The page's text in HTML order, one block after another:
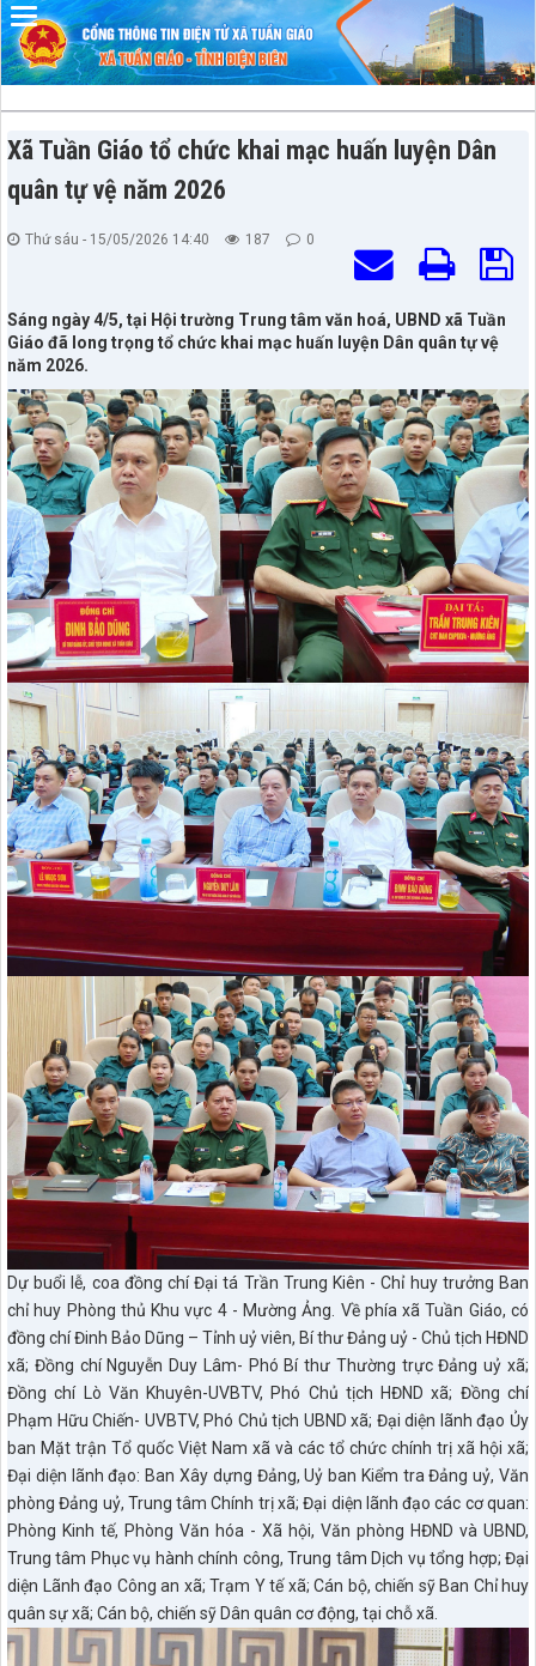
Xã Tuần Giáo tổ chức khai mạc huấn luyện Dân
quân tự vệ năm 2026
Thứ sáu - 15/05/2026 14:40 187 0
Sáng ngày 4/5, tại Hội trường Trung tâm văn hoá, UBND xã Tuần
Giáo đã long trọng tổ chức khai mạc huấn luyện Dân quân tự vệ
năm 2026.
Dự buổi lễ, coa đồng chí Đại tá Trần Trung Kiên - Chỉ huy trưởng Ban
chỉ huy Phòng thủ Khu vực 4 - Mường Ảng. Về phía xã Tuần Giáo, có
đồng chí Đinh Bảo Dũng – Tỉnh uỷ viên, Bí thư Đảng uỷ - Chủ tịch HĐND
xã; Đồng chí Nguyễn Duy Lâm- Phó Bí thư Thường trực Đảng uỷ xã;
Đồng chí Lò Văn Khuyên-UVBTV, Phó Chủ tịch HĐND xã; Đồng chí
Phạm Hữu Chiến- UVBTV, Phó Chủ tịch UBND xã; Đại diện lãnh đạo Ủy
ban Mặt trận Tổ quốc Việt Nam xã và các tổ chức chính trị xã hội xã;
Đại diện lãnh đạo: Ban Xây dựng Đảng, Uỷ ban Kiểm tra Đảng uỷ, Văn
phòng Đảng uỷ, Trung tâm Chính trị xã; Đại diện lãnh đạo các cơ quan:
Phòng Kinh tế, Phòng Văn hóa - Xã hội, Văn phòng HĐND và UBND,
Trung tâm Phục vụ hành chính công, Trung tâm Dịch vụ tổng hợp; Đại
diện Lãnh đạo Công an xã; Trạm Y tế xã; Cán bộ, chiến sỹ Ban Chỉ huy
quân sự xã; Cán bộ, chiến sỹ Dân quân cơ động, tại chỗ xã.
Đã kết nối EMC